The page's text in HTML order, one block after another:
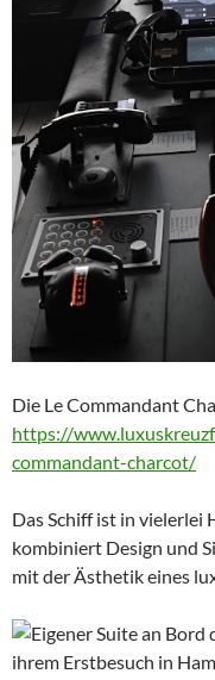
Die Le Commandant
https://
commandant-charcot/
Das Schiff ist in vielerlei
kombiniert Design und
mit der Ästhetik eines